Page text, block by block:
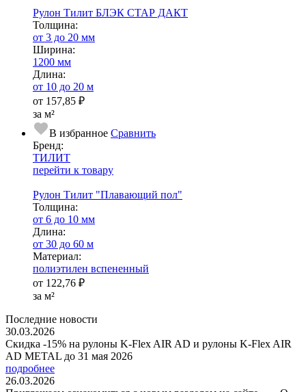
Рулон Тилит БЛЭК СТАР ДАКТ
Тол­щи­на:
от 3 до 20 мм
Ширина:
1200 мм
Длина:
от 10 до 20 м
от 157,85 ₽
за м²
В избранное Сравнить
Бренд:
ТИЛИТ
перейти к товару
Рулон Тилит "Плавающий пол"
Тол­щи­на:
от 6 до 10 мм
Длина:
от 30 до 60 м
Ма­­те­­ри­­ал:
полиэтилен вспененный
от 122,76 ₽
за м²
Последние новости
30.03.2026
Скидка -15% на рулоны K-Flex AIR AD и рулоны K-Flex AIR
AD METAL до 31 мая 2026
подробнее
26.03.2026